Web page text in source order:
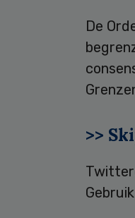
De
>>